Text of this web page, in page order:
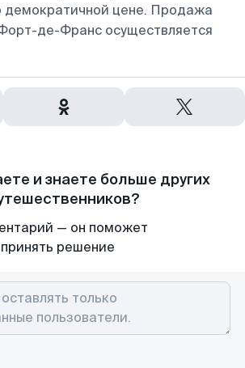
демократичной цене. Продажа
де-Франс осуществляется
и знаете больше других
— он поможет
решение